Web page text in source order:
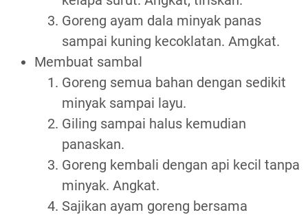
Goreng ayam dala minyak panas
sampai kuning kecoklatan. Amgkat.
Membuat sambal
Goreng semua bahan dengan sedikit
minyak sampai layu.
Giling sampai halus kemudian
panaskan.
Goreng kembali dengan api kecil tanpa
minyak. Angkat.
Sajikan ayam goreng bersama